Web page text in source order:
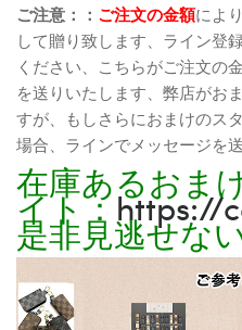
ご注意：： ご注文の金額によ
して贈り致します、ライン登
ください、こちらがご注文の
を送りいたします、弊店がお
すが、もしさらにおまけのス
場合、ラインでメッセージを
在庫あるおま
イト：https://
是非見逃せな